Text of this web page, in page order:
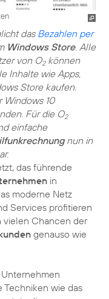
das Bezahlen per
Windows Store. Alle
von O2können
Inhalte wie Apps,
Store kaufen.
Windows 10
Für die O2
einfache
nun in
das führende
in
moderne Netz
Services profitieren
vielen Chancen der
genauso wie
Techniken wie das